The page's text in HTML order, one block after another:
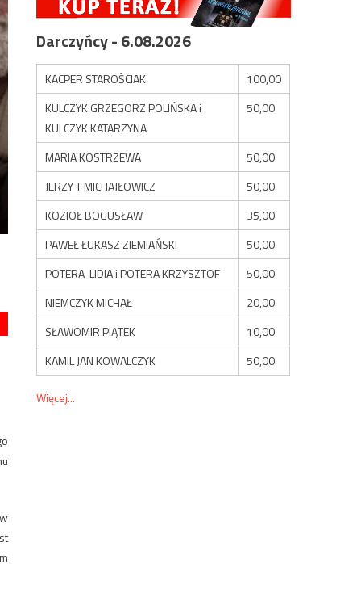
Darczyńcy - 6.08.2026
KACPER STAROŚCIAK
100,00
KULCZYK GRZEGORZ POLIŃSKA i
KULCZYK KATARZYNA
50,00
MARIA KOSTRZEWA
50,00
JERZY T MICHAJŁOWICZ
50,00
KOZIOŁ BOGUSŁAW
35,00
PAWEŁ ŁUKASZ ZIEMIAŃSKI
50,00
POTERA LIDIA i POTERA KRZYSZTOF
50,00
NIEMCZYK MICHAŁ
20,00
SŁAWOMIR PIĄTEK
10,00
KAMIL JAN KOWALCZYK
50,00
Więcej...